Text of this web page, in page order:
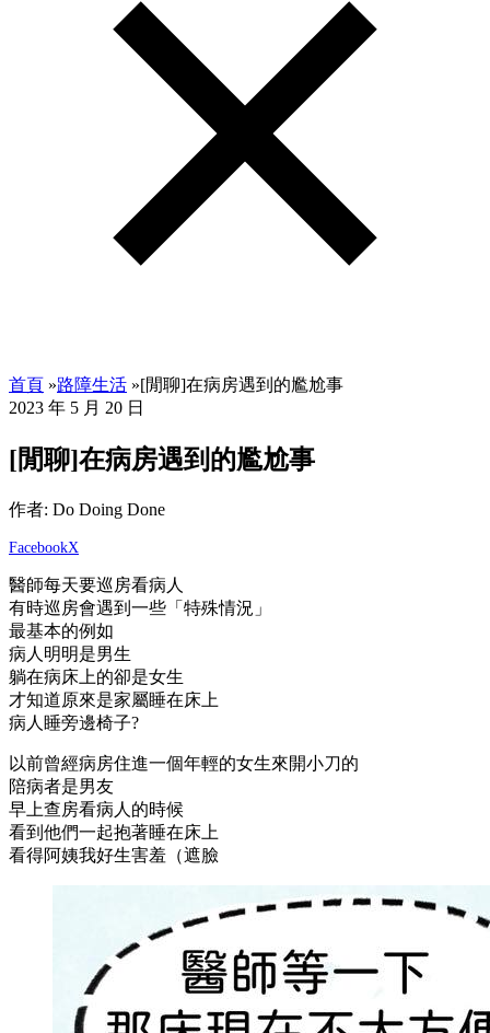
首頁 »路障生活 »[閒聊]在病房遇到的尷尬事
2023 年 5 月 20 日
[閒聊]在病房遇到的尷尬事
作者: Do Doing Done
FacebookX
醫師每天要巡房看病人
有時巡房會遇到一些「特殊情況」
最基本的例如
病人明明是男生
躺在病床上的卻是女生
才知道原來是家屬睡在床上
病人睡旁邊椅子?
以前曾經病房住進一個年輕的女生來開小刀的
陪病者是男友
早上查房看病人的時候
看到他們一起抱著睡在床上
看得阿姨我好生害羞（遮臉